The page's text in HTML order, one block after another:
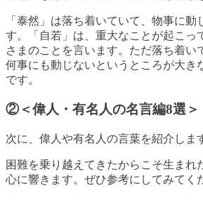
「泰然」は落ち着いていて、物事に動
す。「自若」は、重大なことが起こっ
さまのことを言います。ただ落ち着い
何事にも動じないというところが大き
です。
②＜偉人・有名人の名言編8選＞
次に、偉人や有名人の言葉を紹介しま
困難を乗り越えてきたからこそ生まれ
心に響きます。ぜひ参考にしてみてく